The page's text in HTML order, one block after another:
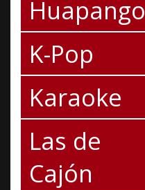
Huapango
K-Pop
Karaoke
Las de
Cajón